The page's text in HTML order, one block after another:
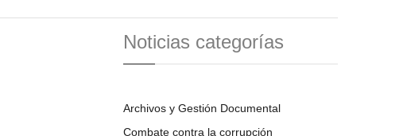
Noticias categorías
Archivos y Gestión Documental
Combate contra la corrupción